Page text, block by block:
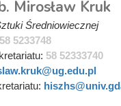
Mirosław Kruk
Średniowiecznej
5233748
58 52333740